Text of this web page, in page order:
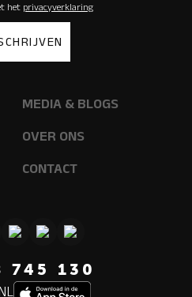
het privacyverklaring
MEDIA & BLOGS
OVER ONS
CONTACT
745 130